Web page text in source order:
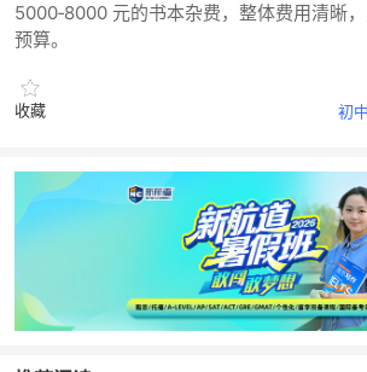
5000‑8000 元的书本杂费，整体费用清晰
预算。
收藏
初